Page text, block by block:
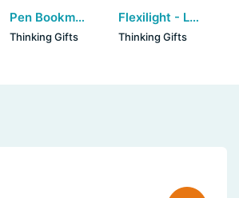
Pen Bookmark - Puppy (set van 6)
Thinking Gifts
Flexilight - Leopard
Thinking Gifts